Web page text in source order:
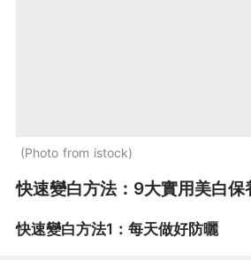
Photo from istock
快速變白方法：9大實用美白保
快速變白方法1：每天做好防曬